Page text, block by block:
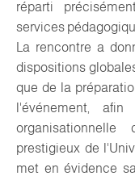
réparti
services
La rencontre a
dispositions
que de la
l'événement,
prestigieux de
met en évidence